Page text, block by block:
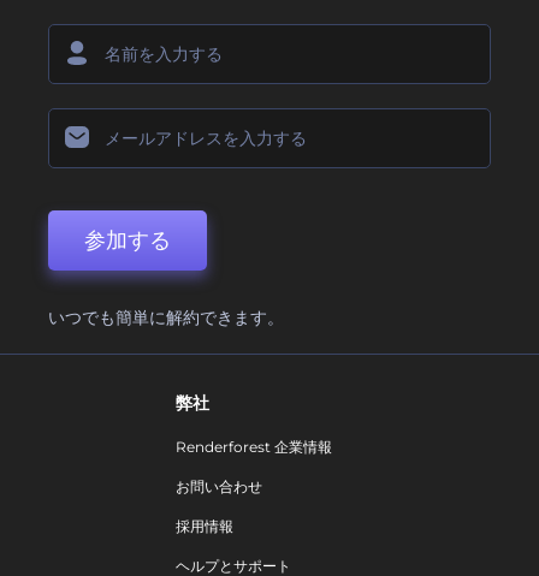
参加する
いつでも簡単に解約できます。
弊社
Renderforest 企業情報
お問い合わせ
採用情報
ヘルプとサポート